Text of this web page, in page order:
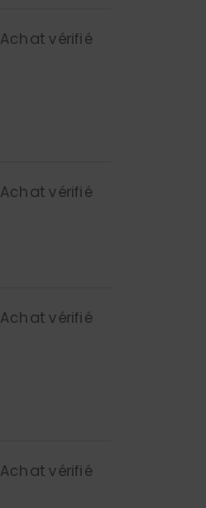
Achat vérifié
Achat vérifié
Achat vérifié
Achat vérifié